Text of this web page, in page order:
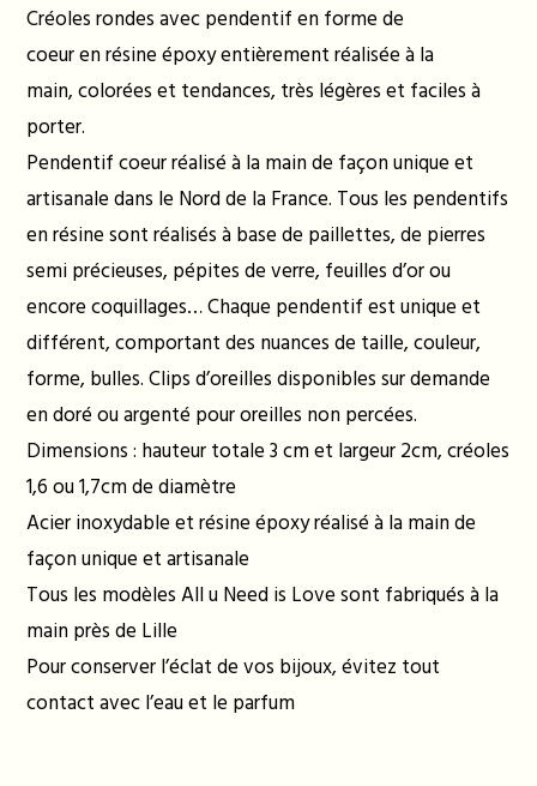
Créoles rondes avec pendentif en forme de
coeur en résine époxy entièrement réalisée à la
main, colorées et tendances, très légères et faciles à
porter.
Pendentif coeur réalisé à la main de façon unique et
artisanale dans le Nord de la France. Tous les pendentifs
en résine sont réalisés à base de paillettes, de pierres
semi précieuses, pépites de verre, feuilles d’or ou
encore coquillages… Chaque pendentif est unique et
différent, comportant des nuances de taille, couleur,
forme, bulles. Clips d’oreilles disponibles sur demande
en doré ou argenté pour oreilles non percées.
Dimensions : hauteur totale 3 cm et largeur 2cm, créoles
1,6 ou 1,7cm de diamètre
Acier inoxydable et résine époxy réalisé à la main de
façon unique et artisanale
Tous les modèles All u Need is Love sont fabriqués à la
main près de Lille
Pour conserver l’éclat de vos bijoux, évitez tout
contact avec l’eau et le parfum